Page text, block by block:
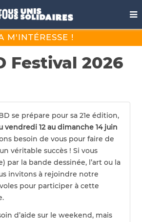
M'INTÉRESSE !
Festival 2026
se prépare pour sa 21e édition,
vendredi 12 au dimanche 14 juin
besoin de vous pour faire de
véritable succès ! Si vous
par la bande dessinée, l’art ou la
invitons à rejoindre notre
pour participer à cette
d’aide sur le weekend, mais